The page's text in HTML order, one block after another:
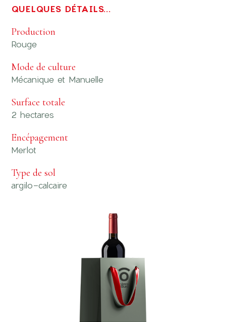
QUELQUES DÉTAILS...
Production
Rouge
Mode de culture
Mécanique et Manuelle
Surface totale
2 hectares
Encépagement
Merlot
Type de sol
argilo-calcaire